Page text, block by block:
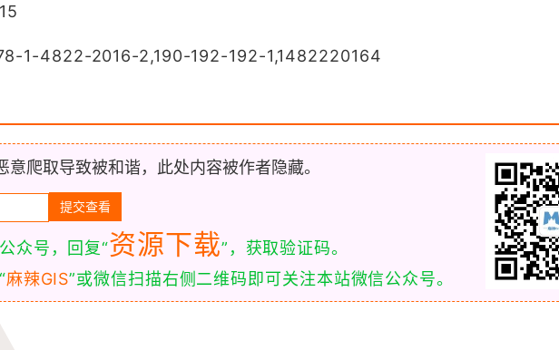
1-4822-2016-2,190-192-192-1,1482220164
意爬取导致被和谐，此处内容被作者隐藏。
众号，回复“资源下载”，获取验证码。
麻辣GIS”或微信扫描右侧二维码即可关注本站微信公众号。